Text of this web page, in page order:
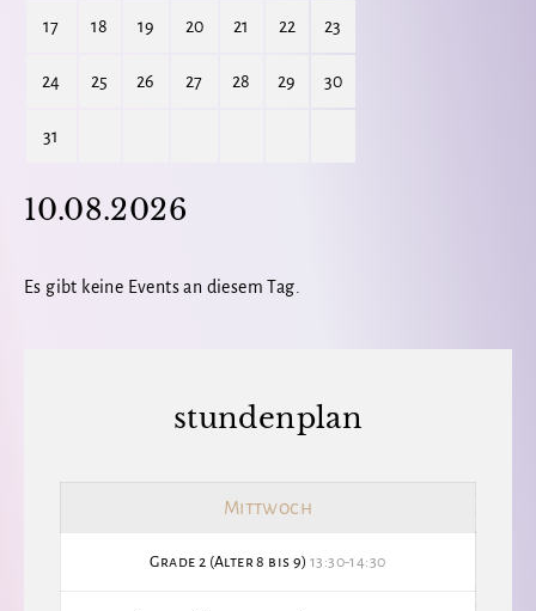
17 18 19 20 21 22 23
24 25 26 27 28 29 30
31
10.08.2026
Es gibt keine Events an diesem Tag.
stundenplan
Mittwoch
Grade 2 (Alter 8 bis 9)13:30-14:30